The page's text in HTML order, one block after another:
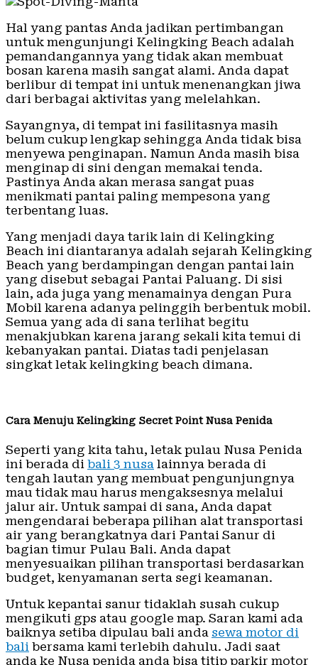
Hal yang pantas Anda jadikan pertimbangan
untuk mengunjungi Kelingking Beach adalah
pemandangannya yang tidak akan membuat
bosan karena masih sangat alami. Anda dapat
berlibur di tempat ini untuk menenangkan jiwa
dari berbagai aktivitas yang melelahkan.
Sayangnya, di tempat ini fasilitasnya masih
belum cukup lengkap sehingga Anda tidak bisa
menyewa penginapan. Namun Anda masih bisa
menginap di sini dengan memakai tenda.
Pastinya Anda akan merasa sangat puas
menikmati pantai paling mempesona yang
terbentang luas.
Yang menjadi daya tarik lain di Kelingking
Beach ini diantaranya adalah sejarah Kelingking
Beach yang berdampingan dengan pantai lain
yang disebut sebagai Pantai Paluang. Di sisi
lain, ada juga yang menamainya dengan Pura
Mobil karena adanya pelinggih berbentuk mobil.
Semua yang ada di sana terlihat begitu
menakjubkan karena jarang sekali kita temui di
kebanyakan pantai. Diatas tadi penjelasan
singkat letak kelingking beach dimana.
Cara Menuju Kelingking Secret Point Nusa Penida
Seperti yang kita tahu, letak pulau Nusa Penida
ini berada di bali 3 nusa lainnya berada di
tengah lautan yang membuat pengunjungnya
mau tidak mau harus mengaksesnya melalui
jalur air. Untuk sampai di sana, Anda dapat
mengendarai beberapa pilihan alat transportasi
air yang berangkatnya dari Pantai Sanur di
bagian timur Pulau Bali. Anda dapat
menyesuaikan pilihan transportasi berdasarkan
budget, kenyamanan serta segi keamanan.
Untuk kepantai sanur tidaklah susah cukup
mengikuti gps atau google map. Saran kami ada
baiknya setiba dipulau bali anda sewa motor di
bali bersama kami terlebih dahulu. Jadi saat
anda ke Nusa penida anda bisa titip parkir motor